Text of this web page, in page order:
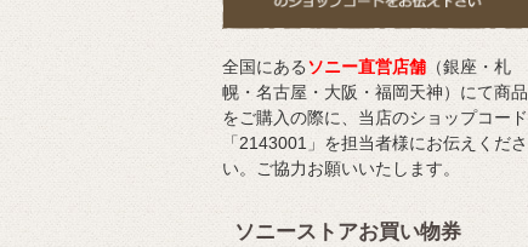
全国にあるソニー直営店舗 （銀座・札
幌・名古屋・大阪・福岡天神）にて商品
をご購入の際に、当店のショップコード
「2143001」を担当者様にお伝えくださ
い。ご協力お願いいたします。
ソニーストアお買い物券